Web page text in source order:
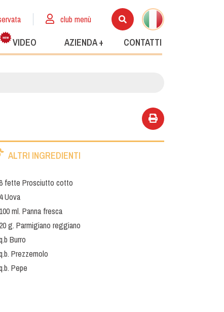
club menù
VIDEO AZIENDA + CONTATTI
ALTRI INGREDIENTI
fette Prosciutto cotto
4 Uova
100 ml. Panna fresca
g. Parmigiano reggiano
Burro
Prezzemolo
Pepe